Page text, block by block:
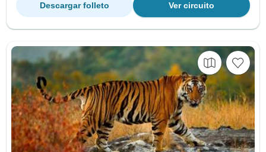
Ver circuito
Descargar folleto